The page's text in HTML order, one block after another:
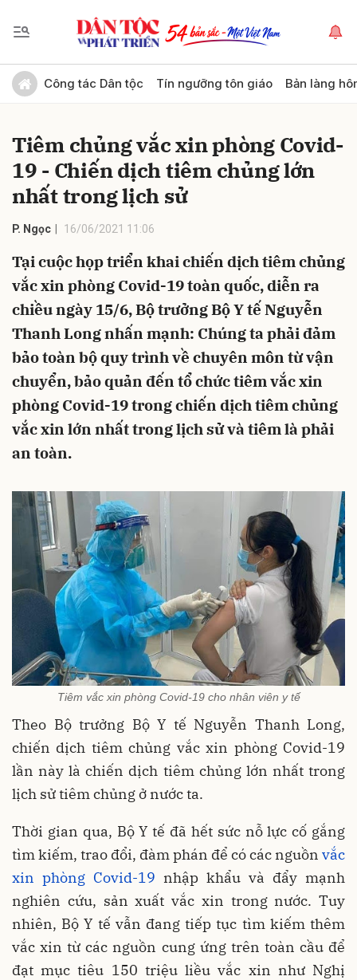
Công tác Dân tộc Tín ngưỡng tôn giáo Bản làng
Tiêm chủng vắc xin phòng Covid-
19 - Chiến dịch tiêm chủng lớn
nhất trong lịch sử
P. Ngọc 16/06/2021 11:06
Tại cuộc họp triển khai chiến dịch tiêm chủng
vắc xin phòng Covid-19 toàn quốc, diễn ra
chiều ngày 15/6, Bộ trưởng Bộ Y tế Nguyễn
Thanh Long nhấn mạnh: Chúng ta phải đảm
bảo toàn bộ quy trình về chuyên môn từ vận
chuyển, bảo quản đến tổ chức tiêm vắc xin
phòng Covid-19 trong chiến dịch tiêm chủng
vắc xin lớn nhất trong lịch sử và tiêm là phải
an toàn.
Tiêm vắc xin phòng Covid-19 cho nhân viên y tế
Theo Bộ trưởng Bộ Y tế Nguyễn Thanh Long,
chiến dịch tiêm chủng vắc xin phòng Covid-19
lần này là chiến dịch tiêm chủng lớn nhất trong
lịch sử tiêm chủng ở nước ta.
Thời gian qua, Bộ Y tế đã hết sức nỗ lực cố gắng
tìm kiếm, trao đổi, đàm phán để có các nguồn vắc
xin phòng Covid-19 nhập khẩu và đẩy mạnh
nghiên cứu, sản xuất vắc xin trong nước. Tuy
nhiên, Bộ Y tế vẫn đang tiếp tục tìm kiếm thêm
vắc xin từ các nguồn cung ứng trên toàn cầu để
đạt mục tiêu 150 triệu liều vắc xin như Nghị
Gửi bình luận